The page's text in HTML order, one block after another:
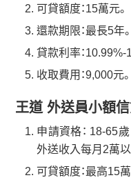
可貸額度：15萬元。
還款期限：最長5年。
貸款利率：
收取費用：9,000元。
王道 外送員小額
申請資格： 18-65
外送收入每月2萬以
可貸額度：最高15萬